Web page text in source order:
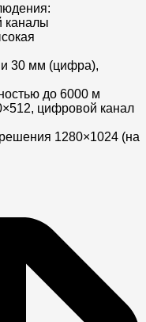
каналы
30 мм (цифра),
до 6000 м
цифровой канал
1280×1024 (на